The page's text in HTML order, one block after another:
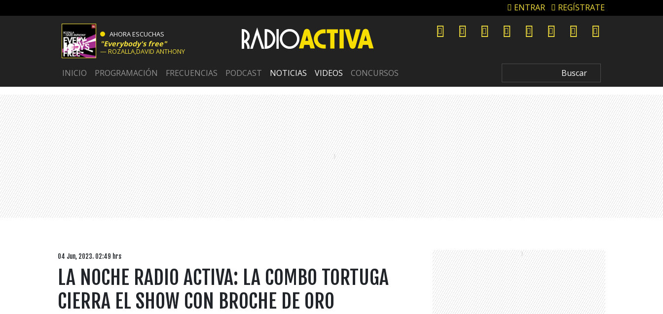
ENTRAR REGÍSTRATE
AHORA ESCUCHAS
Everybody's free
ROZALLA,DAVID ANTHONY
INICIO PROGRAMACIÓN FRECUENCIAS PODCAST NOTICIAS VIDEOS CONCURSOS
04 Jun, 2023. 02:49 hrs
LA NOCHE RADIO ACTIVA: LA COMBO TORTUGA
CIERRA EL SHOW CON BROCHE DE ORO